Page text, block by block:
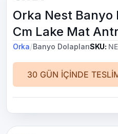
Orka Nest Banyo
Cm Lake Mat
Orka/Banyo DolaplarıSKU:
30 GÜN İÇİNDE